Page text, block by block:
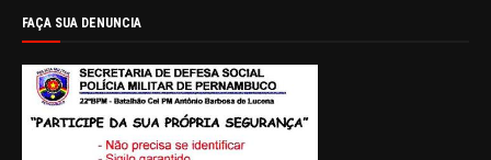
FAÇA SUA DENUNCIA